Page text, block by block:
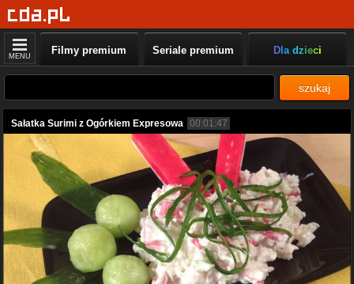
MENU Filmy premium Seriale premium Dla dzieci
szukaj
Sałatka Surimi z Ogórkiem Expresowa 00:01:47